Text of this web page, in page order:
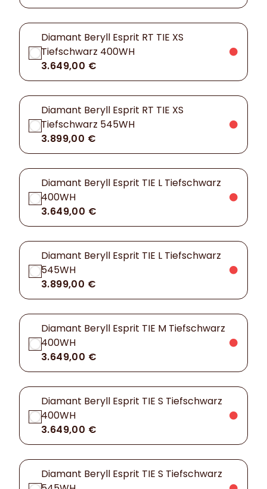
Diamant Beryll Esprit RT TIE XS
Tiefschwarz 400WH
3.649,00 €
Diamant Beryll Esprit RT TIE XS
Tiefschwarz 545WH
3.899,00 €
Diamant Beryll Esprit TIE L Tiefschwarz
400WH
3.649,00 €
Diamant Beryll Esprit TIE L Tiefschwarz
545WH
3.899,00 €
Diamant Beryll Esprit TIE M Tiefschwarz
400WH
3.649,00 €
Diamant Beryll Esprit TIE S Tiefschwarz
400WH
3.649,00 €
Diamant Beryll Esprit TIE S Tiefschwarz